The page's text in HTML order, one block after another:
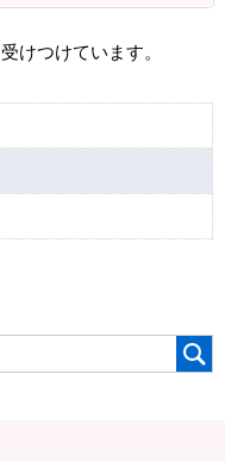
けつけています。